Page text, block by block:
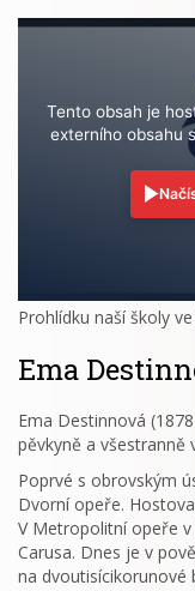
Tento obsah je
externího obsahu
Prohlídku naší školy
Ema
Ema Destinnová
pěvkyně a všestranně
Poprvé s obrovským
Dvorní opeře.
V Metropolitní opeře
Carusa. Dnes je v
na dvoutisícikorunové